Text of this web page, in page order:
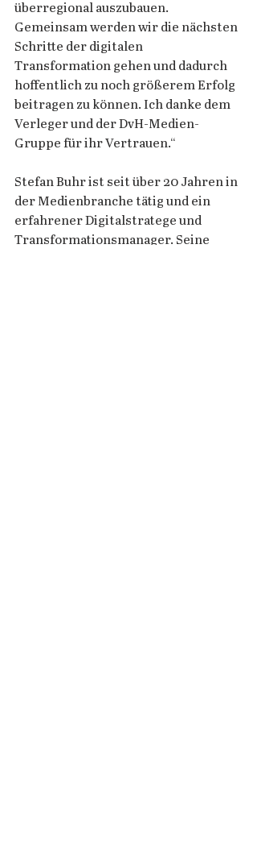
überregional auszubauen.
Gemeinsam werden wir die nächsten
Schritte der digitalen
Transformation gehen und dadurch
hoffentlich zu noch größerem Erfolg
beitragen zu können. Ich danke dem
Verleger und der DvH-Medien-
Gruppe für ihr Vertrauen.“
Stefan Buhr ist seit über 20 Jahren in
der Medienbranche tätig und ein
erfahrener Digitalstratege und
Transformationsmanager. Seine